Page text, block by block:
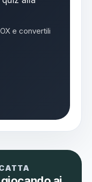
e convertili